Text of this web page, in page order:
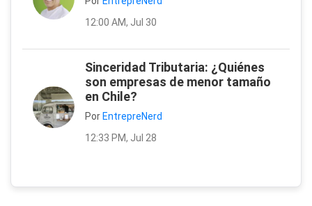
12:00 AM, Jul 30
Sinceridad Tributaria: ¿Quiénes
son empresas de menor tamaño
en Chile?
Por EntrepreNerd
12:33 PM, Jul 28